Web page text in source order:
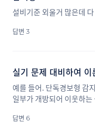
설비기준 외울거 많은데
답변 3
실기 문제 대비하여
예를 들어. 단독경보형 감
일부가 개방되어 이웃하
답변 6